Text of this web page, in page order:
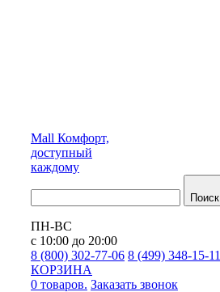
Mall Комфорт,
доступный
каждому
Поиск
ПН-ВС
с 10:00 до 20:00
8 (800) 302-77-06 8 (499) 348-15-11
КОРЗИНА
0 товаров. Заказать звонок